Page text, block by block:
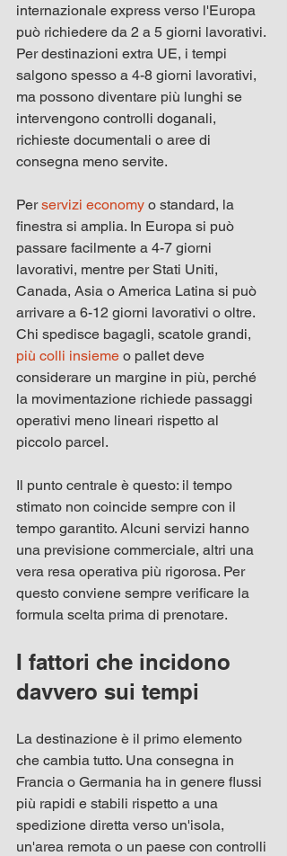
internazionale express verso l'Europa
può richiedere da 2 a 5 giorni lavorativi.
Per destinazioni extra UE, i tempi
salgono spesso a 4-8 giorni lavorativi,
ma possono diventare più lunghi se
intervengono controlli doganali,
richieste documentali o aree di
consegna meno servite.
Per servizi economy o standard, la
finestra si amplia. In Europa si può
passare facilmente a 4-7 giorni
lavorativi, mentre per Stati Uniti,
Canada, Asia o America Latina si può
arrivare a 6-12 giorni lavorativi o oltre.
Chi spedisce bagagli, scatole grandi,
più colli insieme o pallet deve
considerare un margine in più, perché
la movimentazione richiede passaggi
operativi meno lineari rispetto al
piccolo parcel.
Il punto centrale è questo: il tempo
stimato non coincide sempre con il
tempo garantito. Alcuni servizi hanno
una previsione commerciale, altri una
vera resa operativa più rigorosa. Per
questo conviene sempre verificare la
formula scelta prima di prenotare.
I fattori che incidono
davvero sui tempi
La destinazione è il primo elemento
che cambia tutto. Una consegna in
Francia o Germania ha in genere flussi
più rapidi e stabili rispetto a una
spedizione diretta verso un'isola,
un'area remota o un paese con controlli